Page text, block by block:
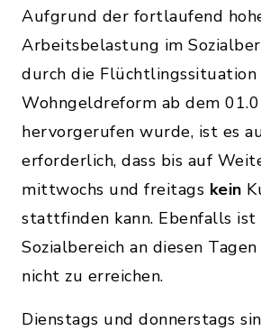
Aufgrund der fortlaufend
Arbeitsbelastung im
durch die Flüchtlingssituation
Wohngeldreform ab dem
hervorgerufen wurde, ist es
erforderlich, dass bis auf
mittwochs und freitags kein
stattfinden kann. Ebenfalls ist
Sozialbereich an diesen
nicht zu erreichen.
Dienstags und donnerstags